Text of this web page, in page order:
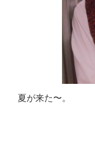
夏が来た〜。